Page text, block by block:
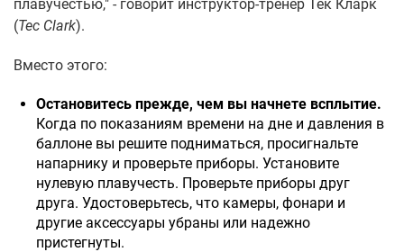
плавучестью," - говорит инструктор-тренер Тек Кларк
(Tec Clark).
Вместо этого:
Остановитесь прежде, чем вы начнете всплытие.
Когда по показаниям времени на дне и давления в
баллоне вы решите подниматься, просигнальте
напарнику и проверьте приборы. Установите
нулевую плавучесть. Проверьте приборы друг
друга. Удостоверьтесь, что камеры, фонари и
другие аксессуары убраны или надежно
пристегнуты.